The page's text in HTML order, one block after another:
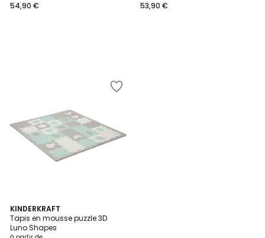
€.
54,90 € 53,90 €
KINDERKRAFT
Tapis en mousse puzzle 3D
Luno Shapes
2
Couleurs